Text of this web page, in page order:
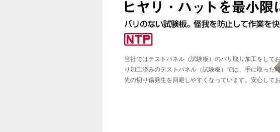
当社ではテストパネル（試験板）のバリ取り加工をして
り加工済みのテストパネル（試験板）では、手に取った
先の切り傷発生を回避しやすくなっています。安心して